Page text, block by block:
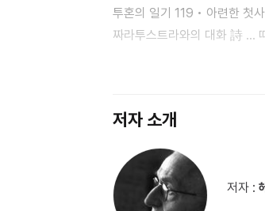
투혼의 일기 119 • 아련한 첫사
짜라투스트라와의 대화 詩 …
무엇을 할 것인가 204 • 젊
악마의 합작품인가 詩 … 어린
저자 소개
저자 :